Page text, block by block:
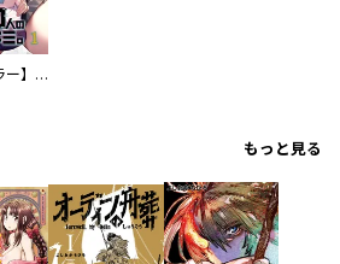
【フルカラー】さよなら、私の大好きな１０００人のキミ。
もっと見る